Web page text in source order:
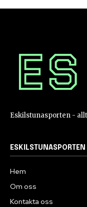
Eskilstunasporten -
ESKILSTUNASPORTEN
Hem
Om oss
Kontakta oss